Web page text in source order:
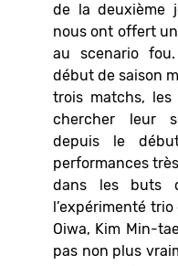
de la deuxième
nous ont offert
au scenario
début de saison
trois matchs,
chercher leur
depuis le
performances
dans les buts
l’expérimenté
Oiwa, Kim Min-
pas non plus